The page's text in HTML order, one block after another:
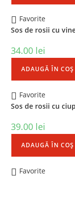
Favorite
Sos de rosii cu
34.00 lei
ADAUGĂ ÎN COȘ
Favorite
Sos de rosii cu
39.00 lei
ADAUGĂ ÎN COȘ
Favorite